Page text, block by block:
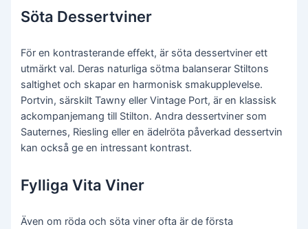
Söta Dessertviner
För en kontrasterande effekt, är söta dessertviner ett
utmärkt val. Deras naturliga sötma balanserar Stiltons
saltighet och skapar en harmonisk smakupplevelse.
Portvin, särskilt Tawny eller Vintage Port, är en klassisk
ackompanjemang till Stilton. Andra dessertviner som
Sauternes, Riesling eller en ädelröta påverkad dessertvin
kan också ge en intressant kontrast.
Fylliga Vita Viner
Även om röda och söta viner ofta är de första